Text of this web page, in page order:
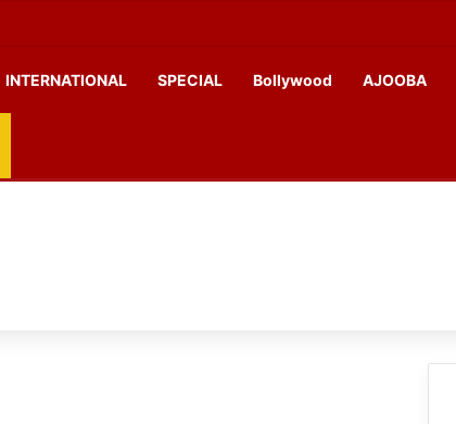
INTERNATIONAL SPECIAL Bollywood AJOOBA